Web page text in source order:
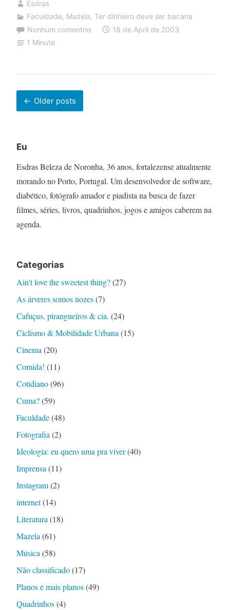
Esdras
Faculdade, Mazela, Ter dinheiro deve ser bacana
Nenhum comentrio
18 de April de 2003
1 Minute
Posts
navigation
Older posts
Eu
Esdras Beleza de Noronha, 36 anos, fortalezense atualmente
morando no Porto, Portugal. Um desenvolvedor de software,
diabético, fotógrafo amador e piadista na busca de fazer
filmes, séries, livros, quadrinhos, jogos e amigos caberem na
agenda.
Categorias
Ain't love the sweetest thing?(27)
As árveres somos nozes(7)
Cafuçus, pirangueiros & cia. (24)
Ciclismo & Mobilidade Urbana(15)
Cinema(20)
Comida! (11)
Cotidiano(96)
Cuma?(59)
Faculdade(48)
Fotografia(2)
Ideologia: eu quero uma pra viver(40)
Imprensa(11)
Instagram(2)
internet(14)
Literatura(18)
Mazela(61)
Música(58)
Não classificado(17)
Planos e mais planos(49)
Quadrinhos(4)